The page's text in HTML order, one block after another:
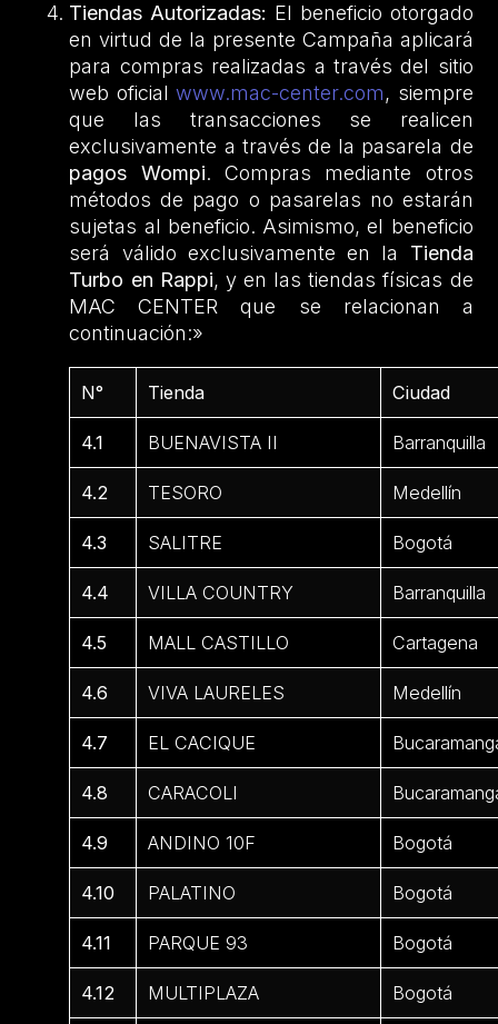
Tiendas Autorizadas: El beneficio otorgado
en virtud de la presente Campaña aplicará
para compras realizadas a través del sitio
web oficialwww.mac-center.com, siempre
que las transacciones se realicen
exclusivamente a través de la pasarela de
pagos Wompi. Compras mediante otros
métodos de pago o pasarelas no estarán
sujetas al beneficio. Asimismo, el beneficio
será válido exclusivamente en la Tienda
Turbo en Rappi, y en las tiendas físicas de
MAC CENTER que se relacionan a
continuación:»
N° Tienda Ciudad
4.1 BUENAVISTA II Barranquilla
4.2 TESORO Medellín
4.3 SALITRE Bogotá
4.4 VILLA COUNTRY Barranquilla
4.5 MALL CASTILLO Cartagena
4.6 VIVA LAURELES Medellín
4.7 EL CACIQUE
4.8 CARACOLI
4.9 ANDINO 10F Bogotá
4.10 PALATINO Bogotá
4.11 PARQUE 93 Bogotá
4.12 MULTIPLAZA Bogotá